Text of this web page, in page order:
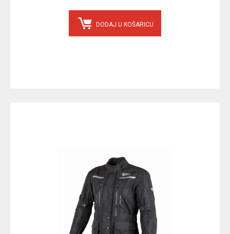
DODAJ U KOŠARICU